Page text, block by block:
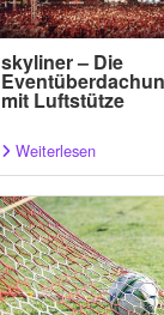
skyliner – Die
mit Luftstütze
Weiterlesen